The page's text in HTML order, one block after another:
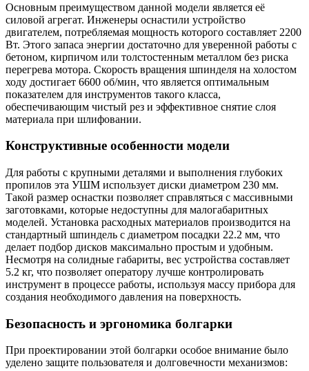
Основным преимуществом данной модели является её
силовой агрегат. Инженеры оснастили устройство
двигателем, потребляемая мощность которого составляет 2200
Вт. Этого запаса энергии достаточно для уверенной работы с
бетоном, кирпичом или толстостенным металлом без риска
перегрева мотора. Скорость вращения шпинделя на холостом
ходу достигает 6600 об/мин, что является оптимальным
показателем для инструментов такого класса,
обеспечивающим чистый рез и эффективное снятие слоя
материала при шлифовании.
Конструктивные особенности модели
Для работы с крупными деталями и выполнения глубоких
пропилов эта УШМ использует диски диаметром 230 мм.
Такой размер оснастки позволяет справляться с массивными
заготовками, которые недоступны для малогабаритных
моделей. Установка расходных материалов производится на
стандартный шпиндель с диаметром посадки 22.2 мм, что
делает подбор дисков максимально простым и удобным.
Несмотря на солидные габариты, вес устройства составляет
5.2 кг, что позволяет оператору лучше контролировать
инструмент в процессе работы, используя массу прибора для
создания необходимого давления на поверхность.
Безопасность и эргономика болгарки
При проектировании этой болгарки особое внимание было
уделено защите пользователя и долговечности механизмов: